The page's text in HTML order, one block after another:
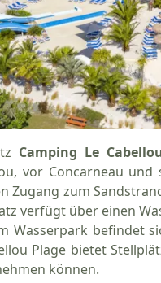
Camping Le
vor Concarneau
Zugang zum
verfügt über einen
Wasserpark befindet
Plage bietet
können.